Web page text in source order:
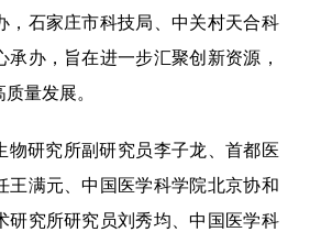
，石家庄市科技局、中关村天合科
承办，旨在进一步汇聚创新资源，
量发展。
物研究所副研究员李子龙、首都医
王满元、中国医学科学院北京协和
研究所研究员刘秀均、中国医学科